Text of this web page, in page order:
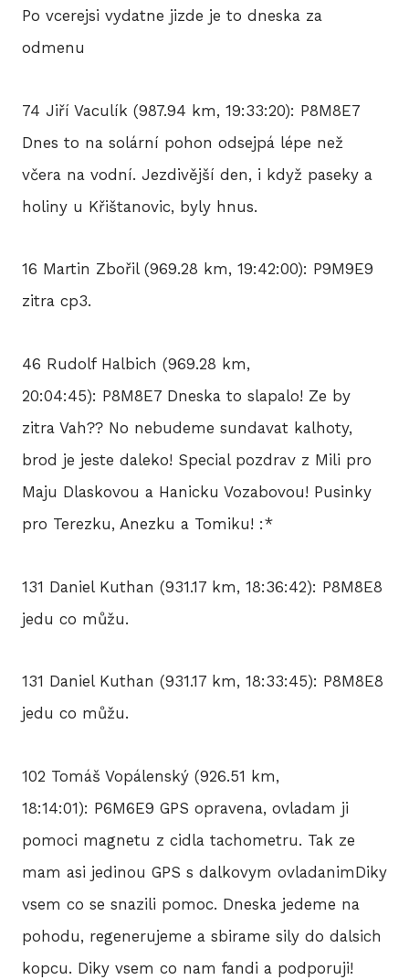
Po vcerejsi vydatne jizde je to dneska za
odmenu
74 Jiří Vaculík (987.94 km, 19:33:20): P8M8E7
Dnes to na solární pohon odsejpá lépe než
včera na vodní. Jezdivější den, i když paseky a
holiny u Křištanovic, byly hnus.
16 Martin Zbořil (969.28 km, 19:42:00): P9M9E9
zitra cp3.
46 Rudolf Halbich (969.28 km,
20:04:45): P8M8E7 Dneska to slapalo! Ze by
zitra Vah?? No nebudeme sundavat kalhoty,
brod je jeste daleko! Special pozdrav z Mili pro
Maju Dlaskovou a Hanicku Vozabovou! Pusinky
pro Terezku, Anezku a Tomiku! :*
131 Daniel Kuthan (931.17 km, 18:36:42): P8M8E8
jedu co můžu.
131 Daniel Kuthan (931.17 km, 18:33:45): P8M8E8
jedu co můžu.
102 Tomáš Vopálenský (926.51 km,
18:14:01): P6M6E9 GPS opravena, ovladam ji
pomoci magnetu z cidla tachometru. Tak ze
mam asi jedinou GPS s dalkovym ovladanimDiky
vsem co se snazili pomoc. Dneska jedeme na
pohodu, regenerujeme a sbirame sily do dalsich
kopcu. Diky vsem co nam fandi a podporuji!